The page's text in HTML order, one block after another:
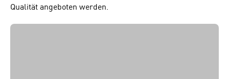
Qualität angeboten werden.